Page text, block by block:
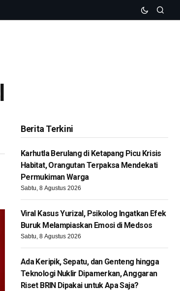
Berita Terkini
Karhutla Berulang di Ketapang Picu Krisis
Habitat, Orangutan Terpaksa Mendekati
Permukiman Warga
Sabtu, 8 Agustus 2026
Viral Kasus Yurizal, Psikolog Ingatkan Efek
Buruk Melampiaskan Emosi di Medsos
Sabtu, 8 Agustus 2026
Ada Keripik, Sepatu, dan Genteng hingga
Teknologi Nuklir Dipamerkan, Anggaran
Riset BRIN Dipakai untuk Apa Saja?